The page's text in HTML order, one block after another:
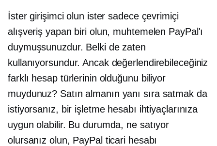
İster girişimci olun ister sadece çevrimiçi
alışveriş yapan biri olun, muhtemelen PayPal'ı
duymuşsunuzdur. Belki de zaten
kullanıyorsundur. Ancak değerlendirebileceğiniz
farklı hesap türlerinin olduğunu biliyor
muydunuz? Satın almanın yanı sıra satmak da
istiyorsanız, bir işletme hesabı ihtiyaçlarınıza
uygun olabilir. Bu durumda, ne satıyor
olursanız olun, PayPal ticari hesabı